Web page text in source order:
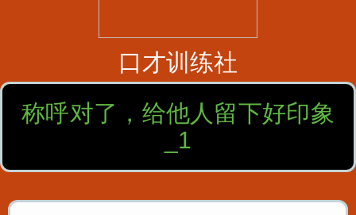
口才训练社
称呼对了，给他人留下好印象
_1